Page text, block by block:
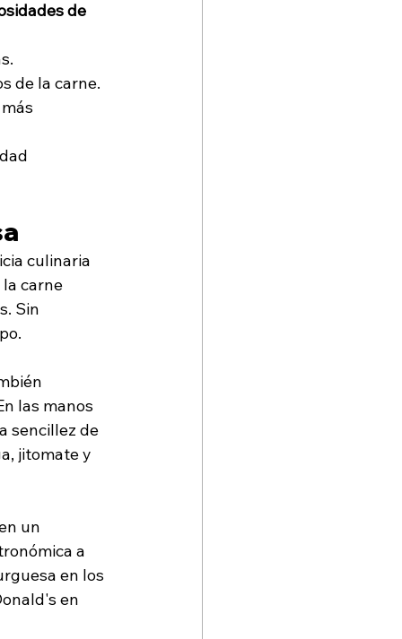
de
de la carne.
culinaria
carne
Sin
las manos
sencillez de
jitomate y
un
a
en los
en